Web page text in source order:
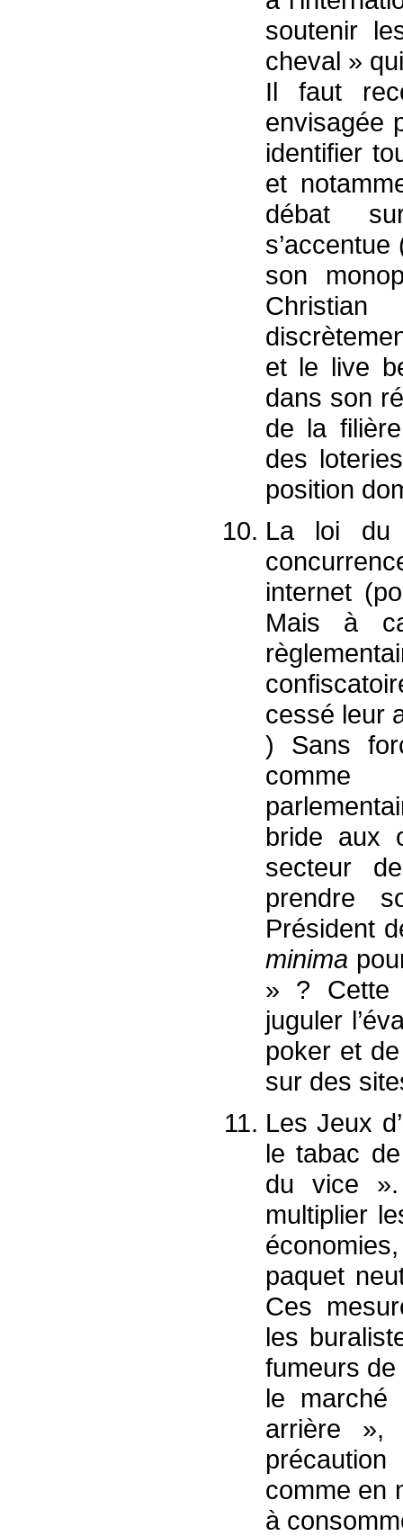
soutenir
cheval »
Il faut
envisagée
identifier
et
débat
son
et le live
dans son
de la
des
position
La loi
internet
Mais à
cessé leur
) Sans
comme
bride aux
secteur
prendre
Président
minima
» ? Cette
juguler
poker et
sur des
Les Jeux
le tabac
du vice ».
multiplier
paquet
Ces
les
fumeurs
le
arrière »,
comme en
à